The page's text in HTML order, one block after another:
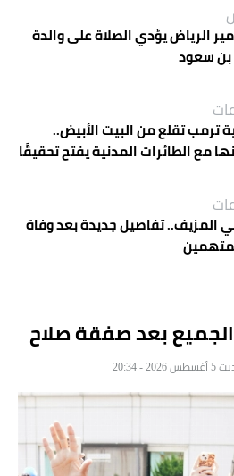
الرياض يؤدي الصلاة على والدة
سعود
ترمب تقلع من البيت الأبيض..
مع الطائرات المدنية يفتح تحقيقًا
المزيف.. تفاصيل جديدة بعد وفاة
بعد صفقة صلاح